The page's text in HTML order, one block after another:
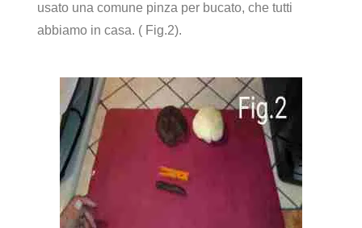
usato una comune pinza per bucato, che tutti
abbiamo in casa. ( Fig.2).